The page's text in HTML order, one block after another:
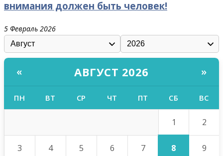
внимания должен быть человек!
5 Февраль 2026
« АВГУСТ 2026 »
ПН ВТ СР ЧТ ПТ СБ ВС
1 2
3 4 5 6 7 8 9